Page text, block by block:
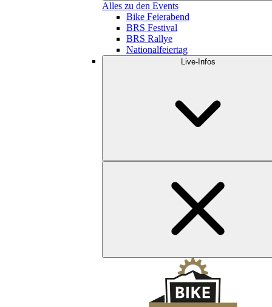
Alles zu den Events
Bike Feierabend
BRS Festival
BRS Rallye
Nationalfeiertag
Live-Infos